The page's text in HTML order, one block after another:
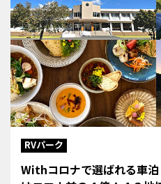
RVパーク
Withコロナで選ばれる車